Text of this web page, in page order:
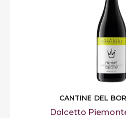
CANTINE DEL
Dolcetto